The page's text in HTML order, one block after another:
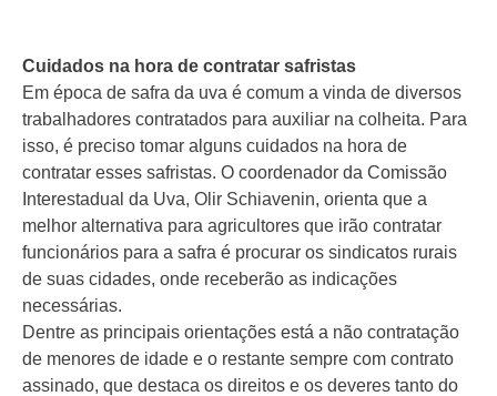
Cuidados na hora de contratar safristas
Em época de safra da uva é comum a vinda de diversos
trabalhadores contratados para auxiliar na colheita. Para
isso, é preciso tomar alguns cuidados na hora de
contratar esses safristas. O coordenador da Comissão
Interestadual da Uva, Olir Schiavenin, orienta que a
melhor alternativa para agricultores que irão contratar
funcionários para a safra é procurar os sindicatos rurais
de suas cidades, onde receberão as indicações
necessárias.
Dentre as principais orientações está a não contratação
de menores de idade e o restante sempre com contrato
assinado, que destaca os direitos e os deveres tanto do